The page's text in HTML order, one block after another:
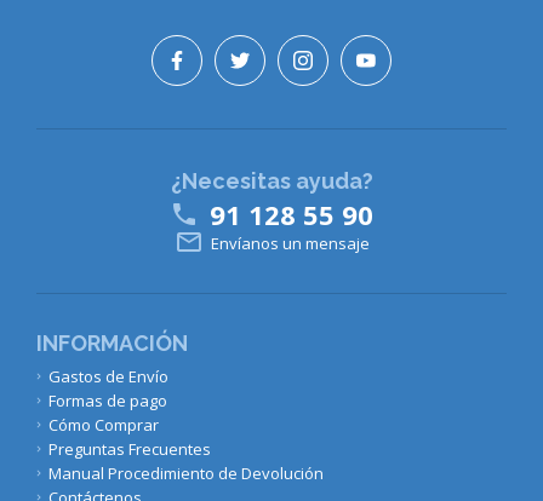
INFORMACIÓN
Gastos de Envío
Formas de pago
Cómo Comprar
Preguntas Frecuentes
Manual Procedimiento de Devolución
¿Necesitas ayuda?
 91 128 55 90
 Envíanos un mensaje